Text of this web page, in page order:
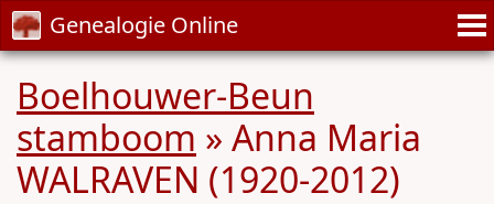
Genealogie Online
Boelhouwer-Beun
stamboom » Anna Maria
WALRAVEN (1920-2012)